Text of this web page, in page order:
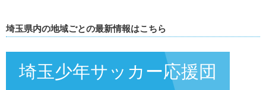
埼玉県内の地域ごとの最新情報はこちら
埼玉少年サッカー応援団